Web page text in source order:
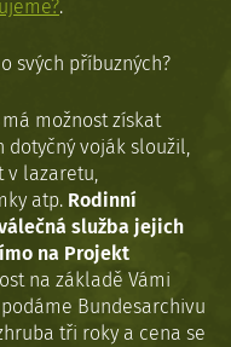
.
svých příbuzných?
možnost získat
dotyčný voják sloužil,
v lazaretu,
atp. Rodinní
služba jejich
na Projekt
na základě Vámi
Bundesarchivu
tři roky a cena se